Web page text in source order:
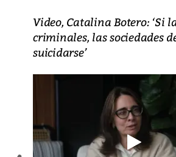
Video, Catalina Botero: ‘Si
criminales, las sociedades
suicidarse’